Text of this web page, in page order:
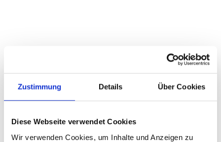
Zustimmung Details Über Cookies
Diese Webseite verwendet Cookies
Wir verwenden Cookies, um Inhalte und Anzeigen zu